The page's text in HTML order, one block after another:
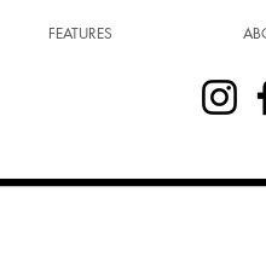
FEATURES